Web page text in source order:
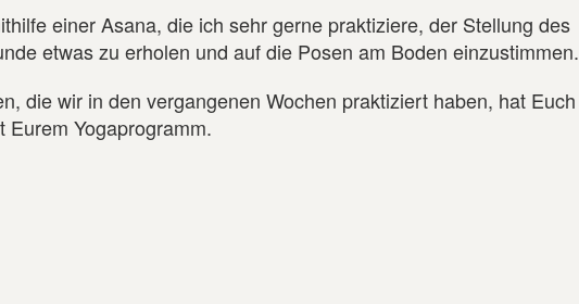
einer Asana, die ich sehr gerne praktiziere, der Stellung des
etwas zu erholen und auf die Posen am Boden einzustimmen.
die wir in den vergangenen Wochen praktiziert haben, hat Euch
Yogaprogramm.